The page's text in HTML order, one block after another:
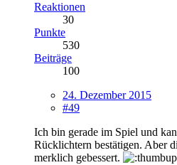
Reaktionen
30
Punkte
530
Beiträge
100
24. Dezember 2015
#49
Ich bin gerade im Spiel und
Rücklichtern bestätigen. Aber
merklich gebessert.